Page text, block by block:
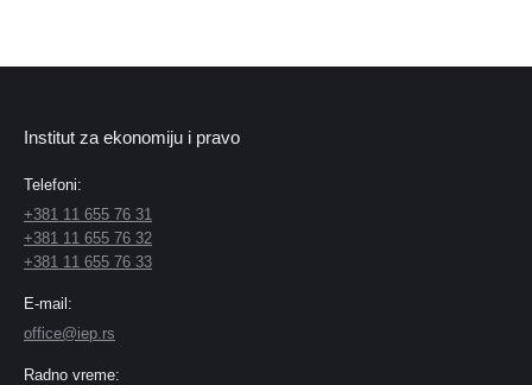
Institut za ekonomiju i pravo
Telefoni:
+381 11 655 76 31
+381 11 655 76 32
+381 11 655 76 33
E-mail:
office@iep.rs
Radno vreme: